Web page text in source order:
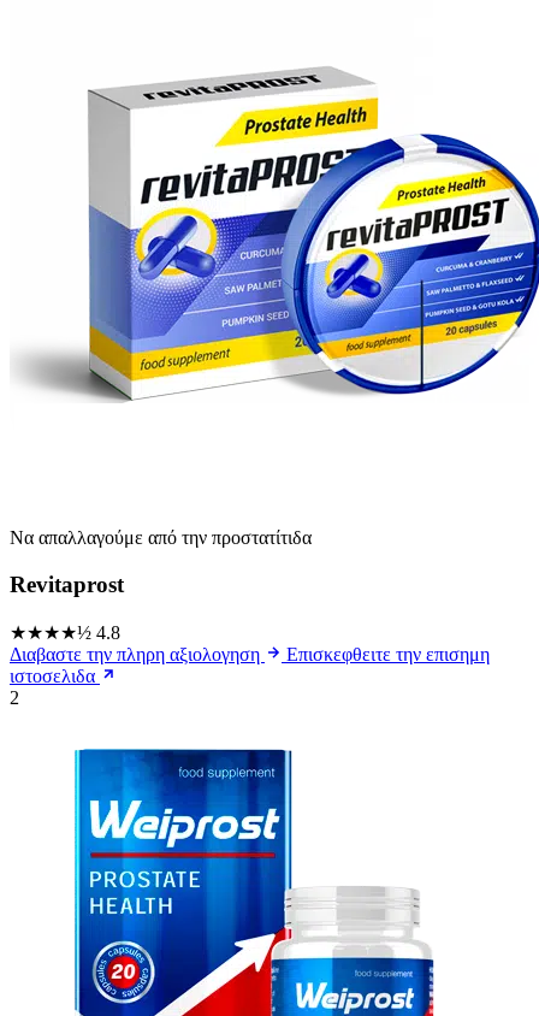
Να απαλλαγούμε από την προστατίτιδα
Revitaprost
★★★★½ 4.8
Διαβαστε την πληρη αξιολογηση
Επισκεφθειτε την επισημη
ιστοσελιδα
2